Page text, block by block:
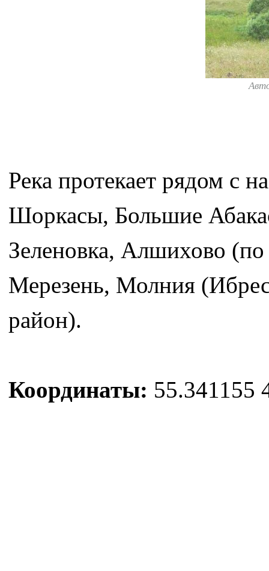
Река протекает рядом с
Шоркасы, Большие
Зеленовка, Алшихово
Мерезень, Молния
район).
Координаты: 55.341155